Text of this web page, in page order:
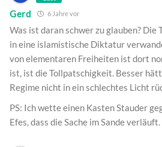
Gerd 6 Jahre vor
Was ist daran schwer zu glauben?
in eine islamistische Diktatur
von elementaren Freiheiten ist dort
ist, ist die Tollpatschigkeit. Besser
Regime nicht in ein schlechtes Licht
PS: Ich wette einen Kasten Stauder
Efes, dass die Sache im Sande verläuft.